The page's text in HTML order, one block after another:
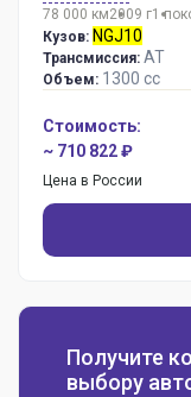
78 000 км2009 г1
Кузов: NGJ10
Трансмиссия: AT
Объем: 1300 сс
Стоимость:
~ 710 822 ₽
Цена в России
Получите
выбору